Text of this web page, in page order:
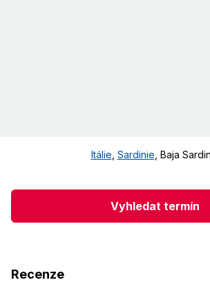
Itálie Sardinie Baja
Vyhledat termín
Recenze